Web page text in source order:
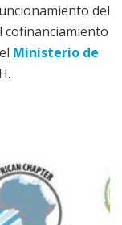
del
Ministerio de